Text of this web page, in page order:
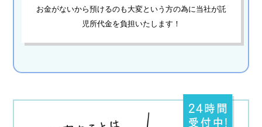
お金がないから預けるのも大変という方の為に当社が託
児所代金を負担いたします！